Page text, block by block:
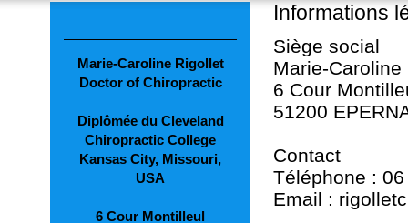
Marie-Caroline Rigollet
Doctor of Chiropractic
Diplômée du Cleveland
Chiropractic College
Kansas City, Missouri,
USA
6 Cour Montilleul
Informations
Siège social
Marie-Caroline
6 Cour
51200
Contact
Téléphone :
Email :